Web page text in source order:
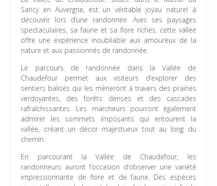
Sancy en Auvergne, est un véritable joyau naturel à
découvrir lors d’une randonnée. Avec ses paysages
spectaculaires, sa faune et sa flore riches, cette vallée
offre une expérience inoubliable aux amoureux de la
nature et aux passionnés de randonnée.
Le parcours de randonnée dans la Vallée de
Chaudefour permet aux visiteurs d’explorer des
sentiers balisés qui les mèneront à travers des prairies
verdoyantes, des forêts denses et des cascades
rafraîchissantes. Les marcheurs pourront également
admirer les sommets imposants qui entourent la
vallée, créant un décor majestueux tout au long du
chemin.
En parcourant la Vallée de Chaudefour, les
randonneurs auront l’occasion d’observer une variété
impressionnante de flore et de faune. Des espèces